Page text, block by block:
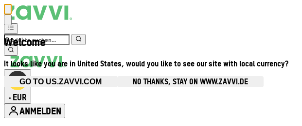
Welcome
It looks like you are in United States, would you like to see our site with local currency?
GO TO US.ZAVVI.COM NO THANKS, STAY ON WWW.ZAVVI.DE
• EUR
ANMELDEN